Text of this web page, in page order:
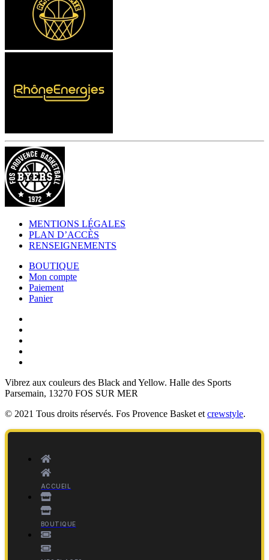
MENTIONS LÉGALES
PLAN D’ACCÈS
RENSEIGNEMENTS
BOUTIQUE
Mon compte
Paiement
Panier
Vibrez aux couleurs des Black and Yellow. Halle des Sports
Parsemain, 13270 FOS SUR MER
© 2021 Tous droits réservés. Fos Provence Basket et crewstyle.
ACCUEIL
BOUTIQUE